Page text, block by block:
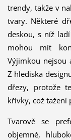
trendy, takže v
tvary. Některé
deskou, s níž
mohou mít
Výjimkou nejsou
Z hlediska
dřezy, protože
křivky, což tažení
Tvarově se
objemné,